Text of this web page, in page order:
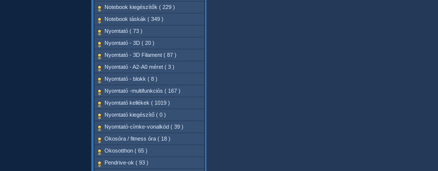
Notebook kiegészítők ( 229 )
Notebook táskák ( 349 )
Nyomtató ( 73 )
Nyomtató - 3D ( 20 )
Nyomtató - 3D Filament ( 87 )
Nyomtató - A2-A0 méret ( 3 )
Nyomtató - blokk ( 8 )
Nyomtató -multifunkciós ( 167 )
Nyomtató kellékek ( 1019 )
Nyomtató kiegészítő ( 0 )
Nyomtató-címke-vonalkód ( 39 )
Okosóra / fitness óra ( 18 )
Okosotthon ( 65 )
Pendrive-ok ( 93 )